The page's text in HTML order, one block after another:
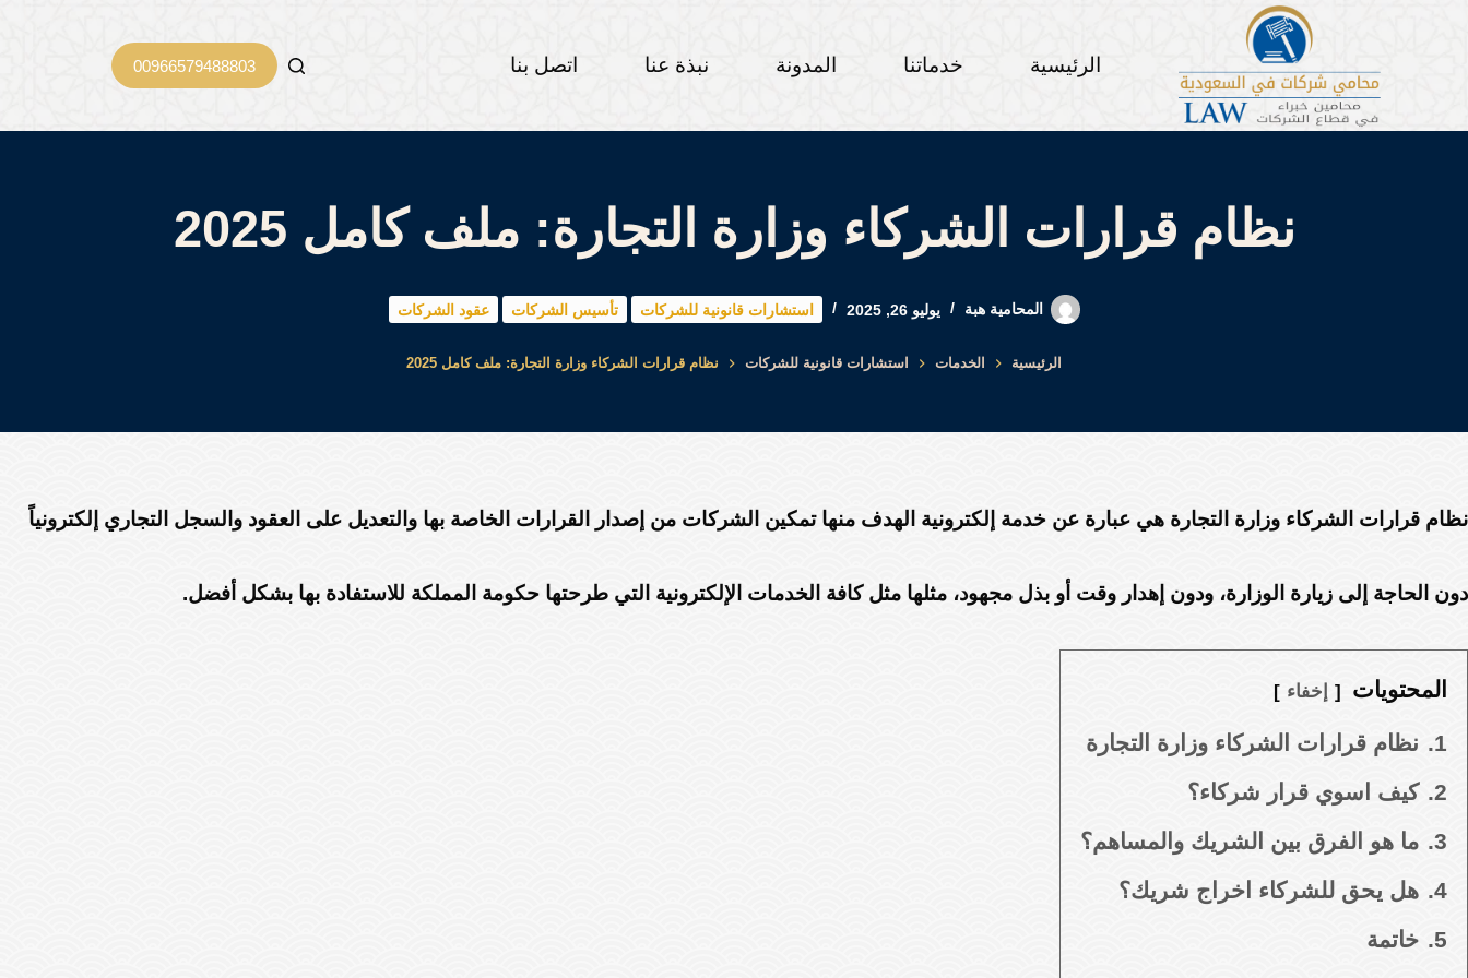
الرئيسية خدماتنا المدونة نبذة عنا اتصل بنا 00966579488803
نظام قرارات الشركاء وزارة التجارة: ملف كامل 2025
المحامية هبة يوليو 26, 2025 استشارات قانونية للشركات تأسيس الشركات عقود الشركات
الرئيسية الخدمات استشارات قانونية للشركات نظام قرارات الشركاء وزارة التجارة: ملف كامل 2025
نظام قرارات الشركاء وزارة التجارة هي عبارة عن خدمة إلكترونية الهدف منها تمكين الشركات من إصدار القرارات الخاصة بها والتعديل على العقود والسجل التجاري إلكترونياً
دون الحاجة إلى زيارة الوزارة، ودون إهدار وقت أو بذل مجهود، مثلها مثل كافة الخدمات الإلكترونية التي طرحتها حكومة المملكة للاستفادة بها بشكل أفضل.
المحتويات إخفاء
1.
نظام قرارات الشركاء وزارة التجارة
2.
كيف اسوي قرار شركاء؟
3.
ما هو الفرق بين الشريك والمساهم؟
4.
هل يحق للشركاء اخراج شريك؟
5.
خاتمة